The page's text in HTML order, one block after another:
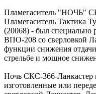
Пламегаситель "НОЧЬ"
Пламегаситель
(20068) - был специально
ВПО-208 со сверловкой
функции снижения
стрельбе и мощное
Ночь СКС-366-Ланкастер
изготовленные или